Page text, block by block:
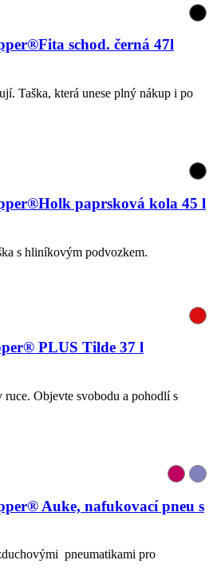
schod. černá 47l
Taška, která unese plný nákup i po
paprsková kola 45 l
s hliníkovým podvozkem.
PLUS Tilde 37 l
ruce. Objevte svobodu a pohodlí s
Auke, nafukovací pneu s
pneumatikami pro